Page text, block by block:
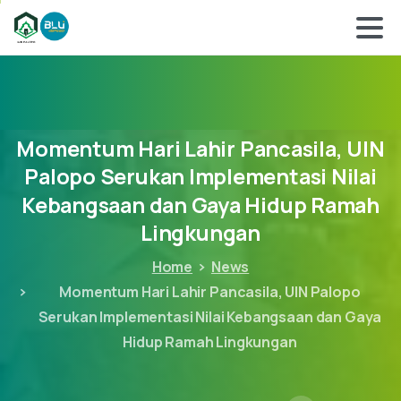
Momentum Hari Lahir Pancasila, UIN
Palopo Serukan Implementasi Nilai
Kebangsaan dan Gaya Hidup Ramah
Lingkungan
Home
News
Momentum Hari Lahir Pancasila, UIN Palopo
Serukan Implementasi Nilai Kebangsaan dan Gaya
Hidup Ramah Lingkungan